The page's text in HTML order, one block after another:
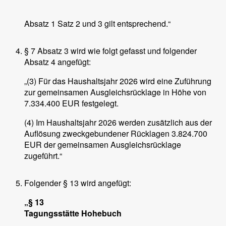
Absatz 1 Satz 2 und 3 gilt entsprechend.“
§ 7 Absatz 3 wird wie folgt gefasst und folgender
Absatz 4 angefügt:
„(3) Für das Haushaltsjahr 2026 wird eine Zuführung
zur gemeinsamen Ausgleichsrücklage in Höhe von
7.334.400 EUR festgelegt.
(4) Im Haushaltsjahr 2026 werden zusätzlich aus der
Auflösung zweckgebundener Rücklagen 3.824.700
EUR der gemeinsamen Ausgleichsrücklage
zugeführt.“
Folgender § 13 wird angefügt:
„§ 13
Tagungsstätte Hohebuch